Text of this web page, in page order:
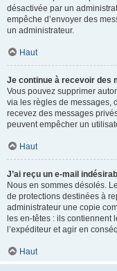
désactivée par un
empêche d’envoyer des
un administrateur.
Haut
Je continue à recevoir des
Vous pouvez supprimer
via les règles de messages,
recevez des messages
peuvent empêcher un
Haut
J’ai reçu un e-mail
Nous en sommes désolés.
de protections destinées à
administrateur une copie
les en-têtes : ils
l’expéditeur et agir en
Haut